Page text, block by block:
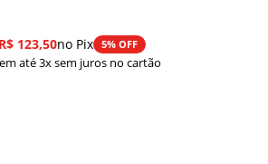
R$123,50no Pix 5% OFF
até 3x sem juros no cartão